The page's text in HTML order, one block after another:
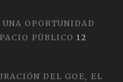
OPORTUNIDAD
PÚBLICO 12
DEL GOE, EL